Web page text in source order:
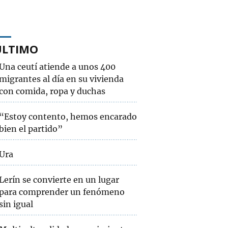
ceutí atiende a unos 400
al día en su vivienda
comida, ropa y duchas
“Estoy contento, hemos encarado
el partido”
se convierte en un lugar
comprender un fenómeno
igual